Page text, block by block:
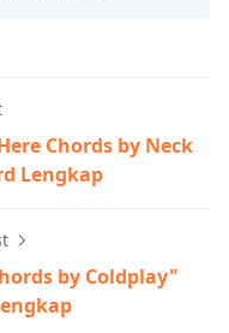
Chords by Neck
Lengkap
by Coldplay"